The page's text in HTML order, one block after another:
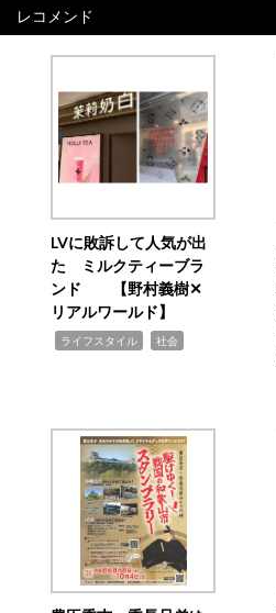
レコメンド
LVに敗訴して人気が出
た ミルクティーブラ
ンド 【野村義樹✕
リアルワールド】
ライフスタイル 社会